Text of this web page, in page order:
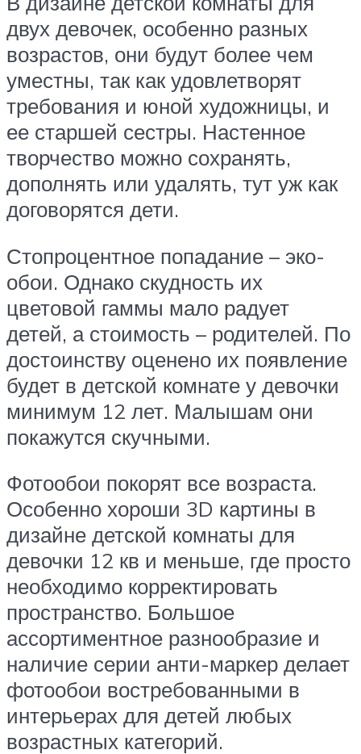
двух девочек, особенно разных
возрастов, они будут более чем
уместны, так как удовлетворят
требования и юной художницы, и
ее старшей сестры. Настенное
творчество можно сохранять,
дополнять или удалять, тут уж как
договорятся дети.
Стопроцентное попадание – эко-
обои. Однако скудность их
цветовой гаммы мало радует
детей, а стоимость – родителей. По
достоинству оценено их появление
будет в детской комнате у девочки
минимум 12 лет. Малышам они
покажутся скучными.
Фотообои покорят все возраста.
Особенно хороши 3D картины в
дизайне детской комнаты для
девочки 12 кв и меньше, где просто
необходимо корректировать
пространство. Большое
ассортиментное разнообразие и
наличие серии анти-маркер делает
фотообои востребованными в
интерьерах для детей любых
возрастных категорий.